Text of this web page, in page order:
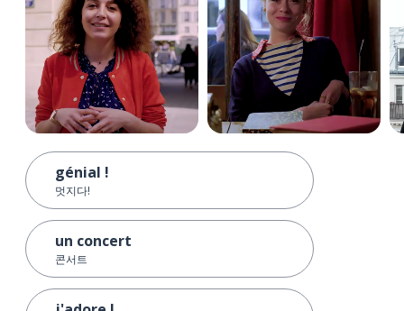
génial !
멋지다!
un concert
콘서트